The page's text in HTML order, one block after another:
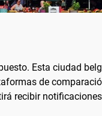
Esta ciudad
de
recibir